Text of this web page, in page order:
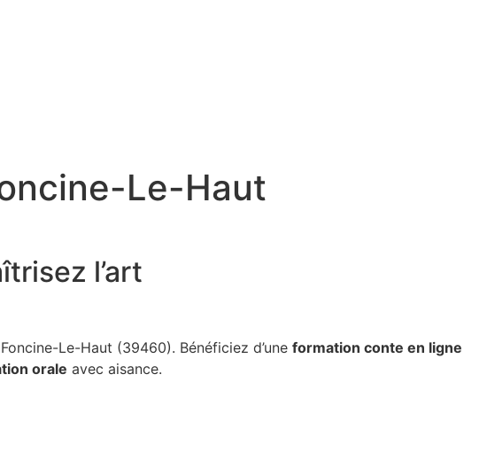
Le-Haut
l’art
Foncine-Le-Haut (39460). Bénéficiez d’une formation conte en ligne
orale avec aisance.